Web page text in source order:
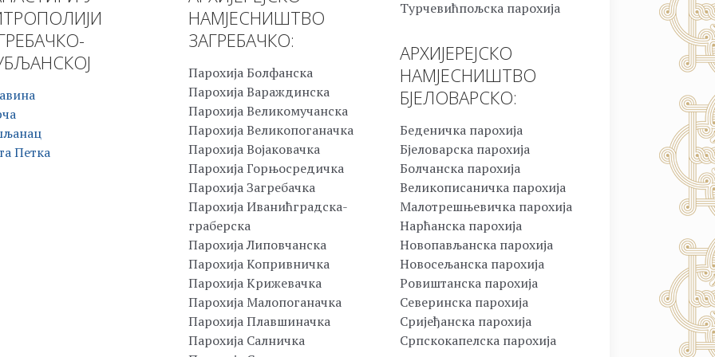
Петка
НАМЈЕСНИШТВО
ЗАГРЕБАЧКО:
Парохија Болфанска
Парохија Вараждинска
Парохија Великомучанска
Парохија Великопоганачка
Парохија Војаковачка
Парохија Горњосредичка
Парохија Загребачка
Парохија Иванићградска-
граберска
Парохија Липовчанска
Парохија Копривничка
Парохија Крижевачка
Парохија Малопоганачка
Парохија Плавшиначка
Парохија Салничка
Турчевићпољска парохија
АРХИЈЕРЕЈСКО
НАМЈЕСНИШТВО
БЈЕЛОВАРСКО:
Беденичка парохија
Бјеловарска парохија
Болчанска парохија
Великописаничка парохија
Малотрешњевичка парохија
Нарћанска парохија
Новопављанска парохија
Новосељанска парохија
Ровиштанска парохија
Северинска парохија
Сријеђанска парохија
Српскокапелска парохија